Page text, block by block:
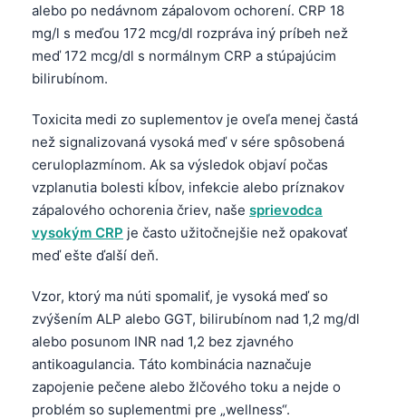
alebo po nedávnom zápalovom ochorení. CRP 18
mg/l s meďou 172 mcg/dl rozpráva iný príbeh než
meď 172 mcg/dl s normálnym CRP a stúpajúcim
bilirubínom.
Toxicita medi zo suplementov je oveľa menej častá
než signalizovaná vysoká meď v sére spôsobená
ceruloplazmínom. Ak sa výsledok objaví počas
vzplanutia bolesti kĺbov, infekcie alebo príznakov
zápalového ochorenia čriev, naše sprievodca
vysokým CRP je často užitočnejšie než opakovať
meď ešte ďalší deň.
Vzor, ktorý ma núti spomaliť, je vysoká meď so
zvýšením ALP alebo GGT, bilirubínom nad 1,2 mg/dl
alebo posunom INR nad 1,2 bez zjavného
antikoagulancia. Táto kombinácia naznačuje
zapojenie pečene alebo žlčového toku a nejde o
problém so suplementmi pre „wellness“.